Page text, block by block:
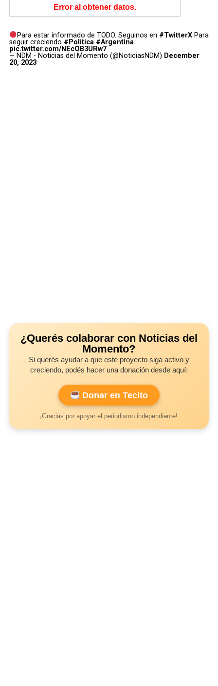
Error al obtener datos.
Para estar informado de TODO. Seguinos en #TwitterX Para
seguir creciendo #Politica #Argentina
pic.twitter.com/NEcOB3URw7
— NDM - Noticias del Momento (@NoticiasNDM) December
20, 2023
¿Querés colaborar con Noticias del
Momento?
Si querés ayudar a que este proyecto siga activo y
creciendo, podés hacer una donación desde aquí:
Donar en Tecito
¡Gracias por apoyar el periodismo independiente!